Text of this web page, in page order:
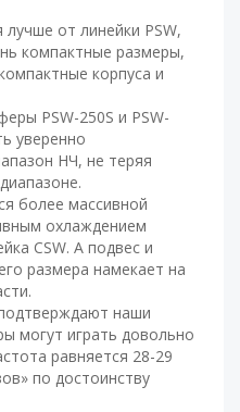
от линейки PSW,
компактные размеры,
корпуса и
PSW-250S и PSW-
уверенно
НЧ, не теряя
более массивной
охлаждением
CSW. А подвес и
размера намекает на
наши
могут играть довольно
равняется 28-29
по достоинству